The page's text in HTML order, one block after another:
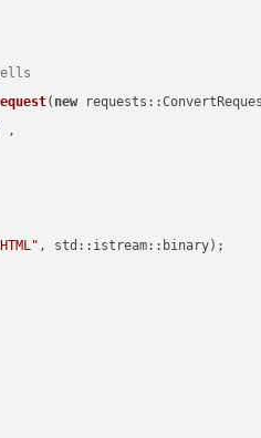
( new
,
, std::istream::binary) ;